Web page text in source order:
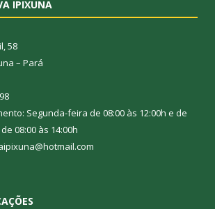
IPIXUNA
58
– Pará
Segunda-feira de 08:00 às 12:00h e de
08:00 às 14:00h